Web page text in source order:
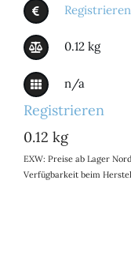
Registrieren
0.12 kg
n/a
Registrieren
0.12 kg
EXW: Preise ab Lager
Verfügbarkeit beim